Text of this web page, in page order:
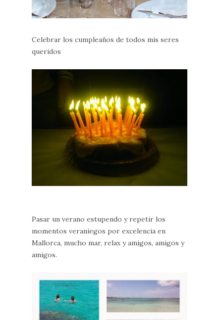
Celebrar los cumpleaños de todos mis seres
queridos
Pasar un verano estupendo y repetir los
momentos veraniegos por excelencia en
Mallorca, mucho mar, relax y amigos, amigos y
amigos.